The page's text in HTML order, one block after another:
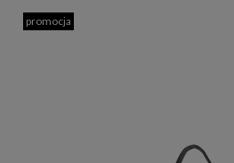
promocja